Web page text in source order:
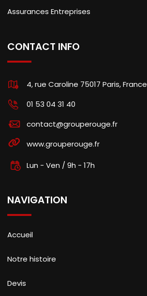
Assurances Entreprises
CONTACT INFO
4, rue Caroline 75017 Paris, France
01 53 04 31 40
contact@grouperouge.fr
www.grouperouge.fr
Lun - Ven / 9h - 17h
NAVIGATION
Accueil
Notre histoire
Devis